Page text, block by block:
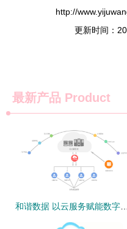
http://
更新时间：
最新产品 Product